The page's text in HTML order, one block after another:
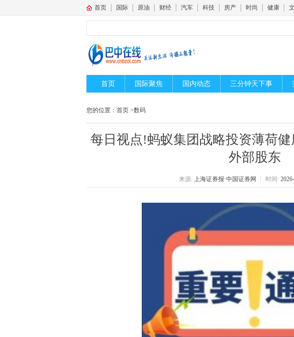
首页 国际 原油 财经 汽车 科技 房产 时尚 健康
首页 国际聚焦 国内动态 三分钟天下事
您的位置： 首页 >数码
每日视点!蚂蚁集团战略投资薄荷
外部股东
来源: 上海证券报·中国证券网 ┆ 时间: